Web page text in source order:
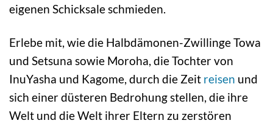
eigenen Schicksale schmieden.
Erlebe mit, wie die Halbdämonen-Zwillinge Towa
und Setsuna sowie Moroha, die Tochter von
InuYasha und Kagome, durch die Zeit reisen und
sich einer düsteren Bedrohung stellen, die ihre
Welt und die Welt ihrer Eltern zu zerstören